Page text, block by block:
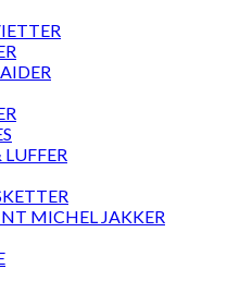
MICHEL JAKKER